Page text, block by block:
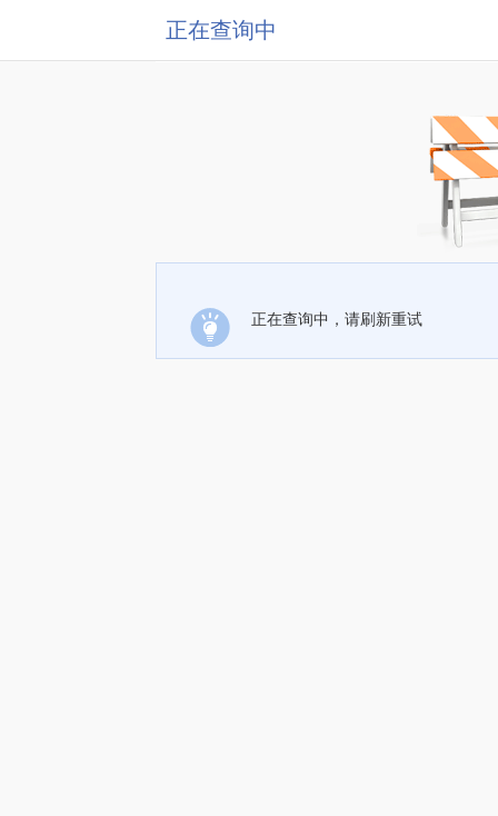
正在查询中
正在查询中，请刷新重试